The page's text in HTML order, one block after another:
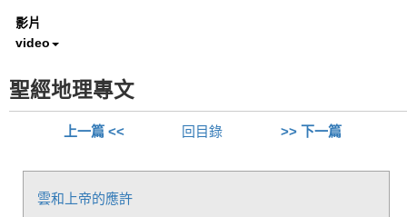
影片
video
聖經地理專文
上一篇 << >> 下一篇
回目錄
雲和上帝的應許